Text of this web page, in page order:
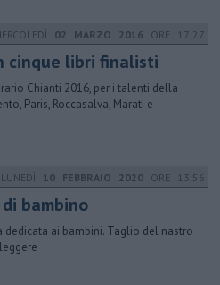
02 MARZO 2016 ORE 17:27
cinque libri finalisti
Chianti 2016, per i talenti della
Paris, Roccasalva, Marati e
LUNEDÌ 10 FEBBRAIO 2020 ORE 13:56
bambino
ai bambini. Taglio del nastro